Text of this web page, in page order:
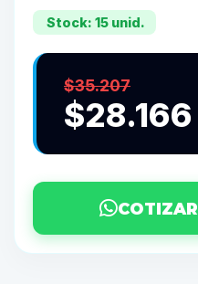
Stock: 15 unid.
$35.207
$28.166